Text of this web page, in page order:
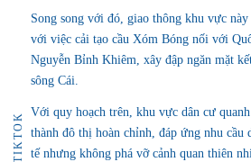
TIKTOK
Song song với đó, giao thông khu vực
với việc cải tạo cầu Xóm Bóng nối với
Nguyễn Bỉnh Khiêm, xây đập ngăn mặt
sông Cái.
Với quy hoạch trên, khu vực dân cư
thành đô thị hoàn chỉnh, đáp ứng nhu
tế nhưng không phá vỡ cảnh quan thiên